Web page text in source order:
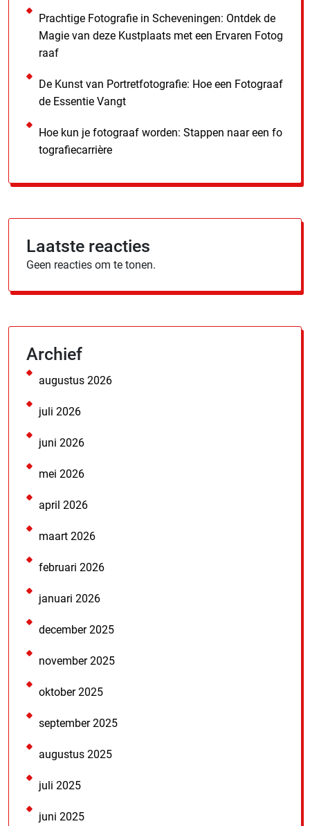
Prachtige Fotografie in Scheveningen: Ontdek de
Magie van deze Kustplaats met een Ervaren Fotog
raaf
De Kunst van Portretfotografie: Hoe een Fotograaf
de Essentie Vangt
Hoe kun je fotograaf worden: Stappen naar een fo
tografiecarrière
Laatste reacties
Geen reacties om te tonen.
Archief
augustus 2026
juli 2026
juni 2026
mei 2026
april 2026
maart 2026
februari 2026
januari 2026
december 2025
november 2025
oktober 2025
september 2025
augustus 2025
juli 2025
juni 2025